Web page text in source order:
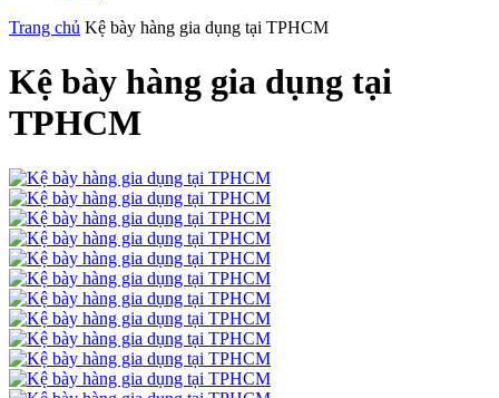
Trang chủ Kệ bày hàng gia dụng tại TPHCM
Kệ bày hàng gia dụng tại
TPHCM